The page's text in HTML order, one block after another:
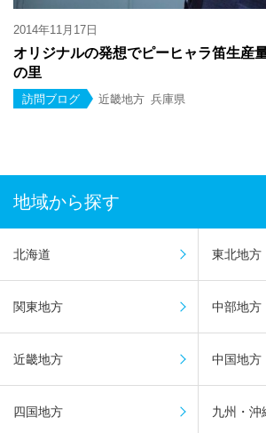
2014年11月17日
オリジナルの発想でピーヒャラ笛生産
の里
訪問ブログ 近畿地方 兵庫県
地域から探す
北海道 東北地方
関東地方 中部地方
近畿地方 中国地方
四国地方 九州・沖